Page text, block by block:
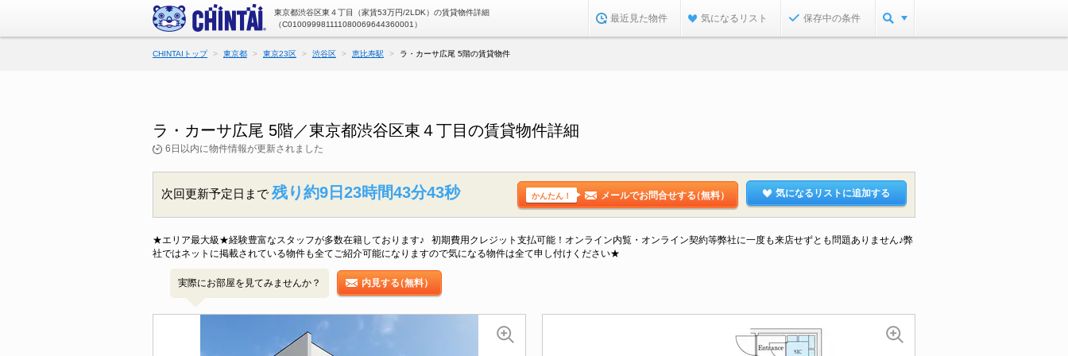
東京都渋谷区東４丁目（家賃53万円/2LDK）の賃貸物件詳細
（C010099981111080069644360001）
最近見た物件 気になるリスト 保存中の条件
CHINTAIトップ 東京都 東京23区 渋谷区 恵比寿駅 ラ・カーサ広尾 5階の賃貸物件
ラ・カーサ広尾 5階／東京都渋谷区東４丁目の賃貸物件詳細
6日以内に物件情報が更新されました
次回更新予定日まで 残り約9日23時間43分42秒 かんたん！ メールでお問合せする（無料） 気になるリストに追加する
★エリア最大級★経験豊富なスタッフが多数在籍しております♪ 初期費用クレジット支払可能！オンライン内覧・オンライン契約等弊社に一度も来店せずとも問題ありません♪弊
社ではネットに掲載されている物件も全てご紹介可能になりますので気になる物件は全て申し付けください★
実際にお部屋を見てみませんか？ 内見する（無料）